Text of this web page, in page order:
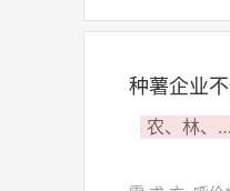
种薯企业
农、林、